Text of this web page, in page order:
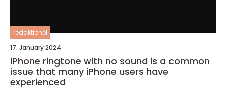
redaktionel
17. January 2024
iPhone ringtone with no sound is a common
issue that many iPhone users have
experienced